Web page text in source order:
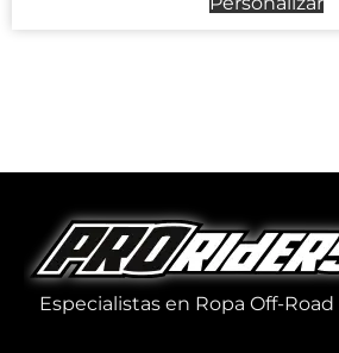
Especialistas en Ropa Off-Road